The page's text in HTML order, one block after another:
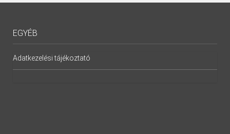
EGYÉB
Adatkezelési tájékoztató